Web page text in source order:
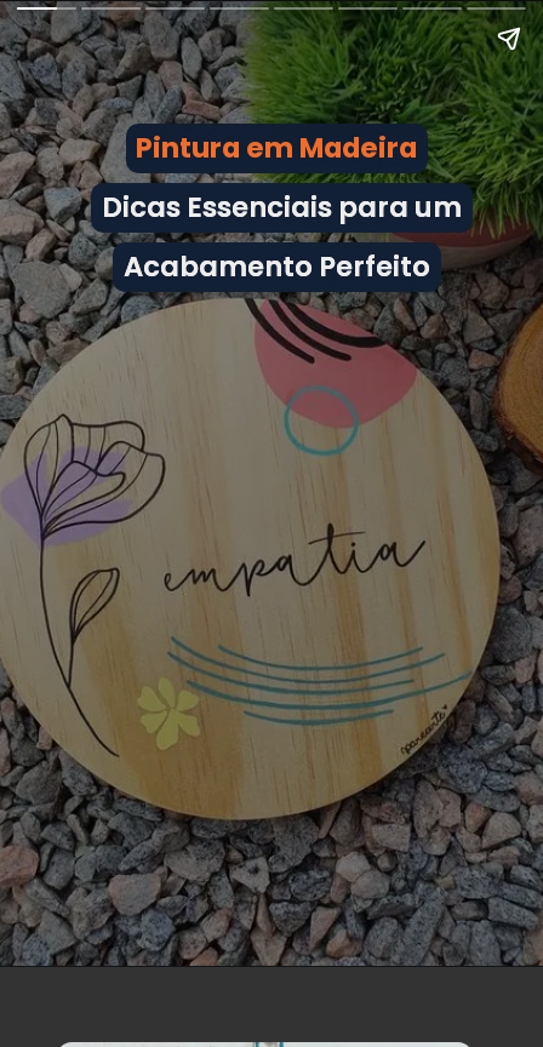
Pintura em Madeira
Dicas Essenciais para um
Acabamento Perfeito
Pintura em Madeira
Dicas Essenciais para um
Acabamento Perfeito